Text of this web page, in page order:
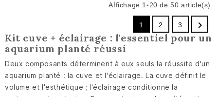
Affichage 1-20 de 50 article(s)
1 2 3 
Kit cuve + éclairage : l'essentiel pour un
aquarium planté réussi
Deux composants déterminent à eux seuls la réussite d'un
aquarium planté : la cuve et l'éclairage. La cuve définit le
volume et l'esthétique ; l'éclairage conditionne la